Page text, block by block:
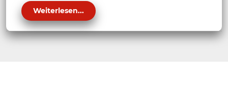
Weiterlesen...